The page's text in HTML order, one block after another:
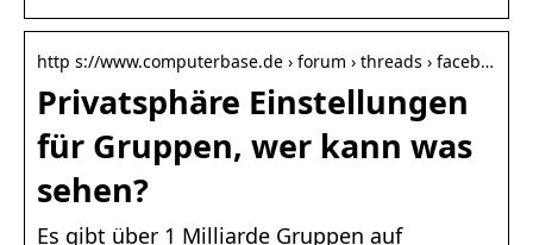
http s://www.computerbase.de › forum › threads › faceb…
Privatsphäre Einstellungen
für Gruppen, wer kann was
sehen?
Es gibt über 1 Milliarde Gruppen auf